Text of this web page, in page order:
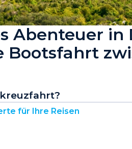
Abenteuer in
Bootsfahrt
für Ihre Reisen